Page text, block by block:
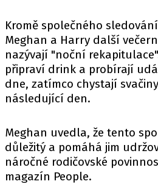
Kromě společného
Meghan a Harry další
nazývají "noční
připraví drink a probírají
dne, zatímco chystají
následující den.
Meghan uvedla, že tento
důležitý a pomáhá jim
náročné rodičovské
magazín People.